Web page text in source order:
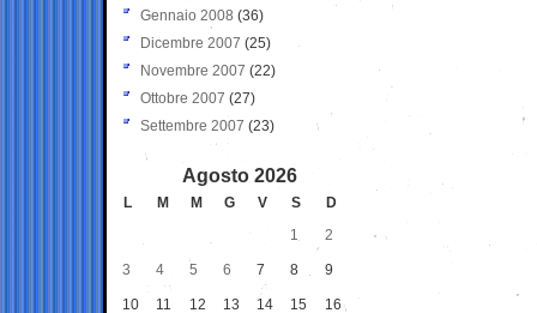
Gennaio 2008 (36)
Dicembre 2007 (25)
Novembre 2007 (22)
Ottobre 2007 (27)
Settembre 2007 (23)
Agosto 2026
L M M G V S
D
1
2
3 4 5 6 7 8 9
10 11 12 13 14 15 16